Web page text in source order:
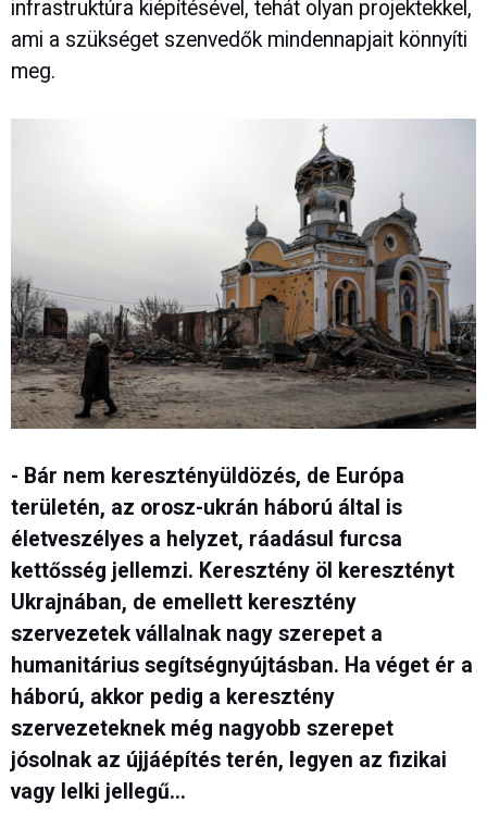
infrastruktúra kiépítésével, tehát olyan projektekkel,
ami a szükséget szenvedők mindennapjait könnyíti
meg.
- Bár nem keresztényüldözés, de Európa
területén, az orosz-ukrán háború által is
életveszélyes a helyzet, ráadásul furcsa
kettősség jellemzi. Keresztény öl keresztényt
Ukrajnában, de emellett keresztény
szervezetek vállalnak nagy szerepet a
humanitárius segítségnyújtásban. Ha véget ér a
háború, akkor pedig a keresztény
szervezeteknek még nagyobb szerepet
jósolnak az újjáépítés terén, legyen az fizikai
vagy lelki jellegű...